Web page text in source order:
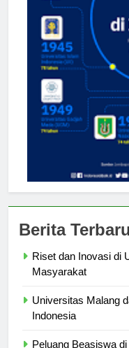
Berita Terbaru
Riset dan Inovasi di
Universitas Malang